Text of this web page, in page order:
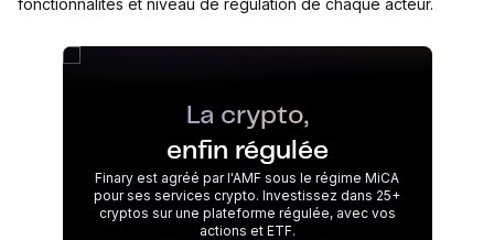
fonctionnalités et niveau de régulation de chaque acteur.
La crypto,
enfin régulée
Finary est agréé par l'AMF sous le régime MiCA
pour ses services crypto. Investissez dans 25+
cryptos sur une plateforme régulée, avec vos
actions et ETF.